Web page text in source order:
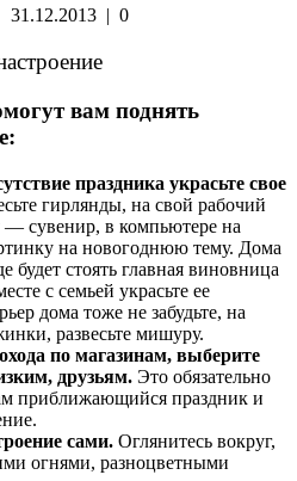
31.12.2013 | 0
вам поднять
праздника украсьте свое
гирлянды, на свой рабочий
— сувенир, в компьютере на
на новогоднюю тему. Дома
будет стоять главная виновница
с семьей украсьте ее
дома тоже не забудьте, на
развесьте мишуру.
по магазинам, выберите
друзьям. Это обязательно
приближающийся праздник и
сами. Оглянитесь вокруг,
огнями, разноцветными